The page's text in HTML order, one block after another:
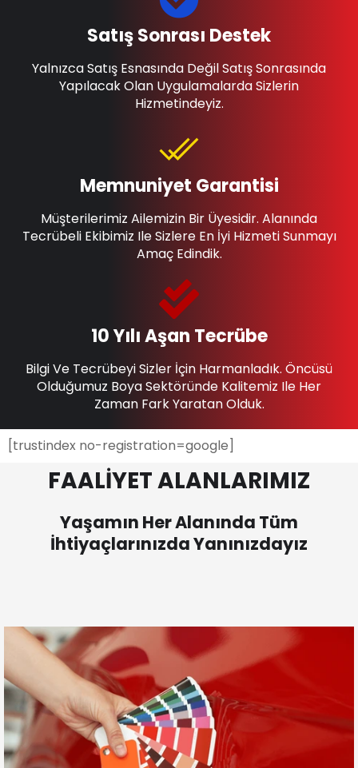
10 Yılı Aşan Tecrübe
Bilgi Ve Tecrübeyi Sizler İçin Harmanladık. Öncüsü
Olduğumuz Boya Sektöründe Kalitemiz Ile Her
Zaman Fark Yaratan Olduk.
Memnuniyet Garantisi
Müşterilerimiz Ailemizin Bir Üyesidir. Alanında
Tecrübeli Ekibimiz Ile Sizlere En İyi Hizmeti Sunmayı
Amaç Edindik.
Satış Sonrası Destek
Yalnızca Satış Esnasında Değil Satış Sonrasında
Yapılacak Olan Uygulamalarda Sizlerin
Hizmetindeyiz.
[trustindex no-registration=google]
FAALİYET ALANLARIMIZ
Yaşamın Her Alanında Tüm
İhtiyaçlarınızda Yanınızdayız